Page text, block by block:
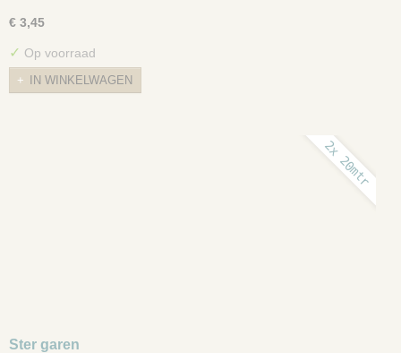
€ 3,45
✓ Op voorraad
IN WINKELWAGEN
2x 20mtr
Ster garen